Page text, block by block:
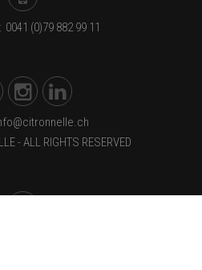
: 0041 (0)79 882 99 11
- ALL RIGHTS RESERVED